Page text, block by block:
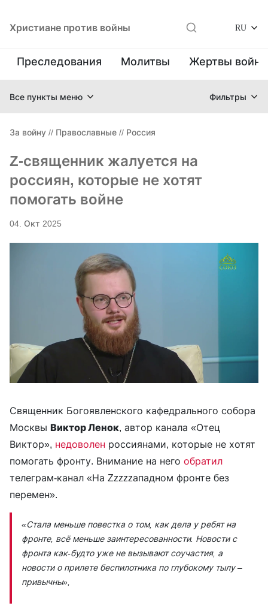
Христиане против войны RU
Преследования Молитвы Жертвы
Все пункты меню Фильтры
За войну // Православные // Россия
Z-священник жалуется на
россиян, которые не хотят
помогать войне
04. Окт 2025
Священник Богоявленского кафедрального собора
Москвы Виктор Ленок, автор канала «Отец
Виктор», недоволен россиянами, которые не хотят
помогать фронту. Внимание на него обратил
телеграм-канал «На Zzzzzападном фронте без
перемен».
«Стала меньше повестка о том, как дела у ребят на
фронте, всё меньше заинтересованности. Новости с
фронта как-будто уже не вызывают соучастия, а
новости о прилете беспилотника по глубокому тылу –
привычны»,